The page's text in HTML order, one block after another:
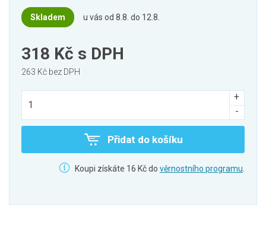
Skladem u vás od 8.8. do 12.8.
318 Kč s DPH
263 Kč bez DPH
Přidat do košíku
Koupi získáte 16 Kč do věrnostního programu